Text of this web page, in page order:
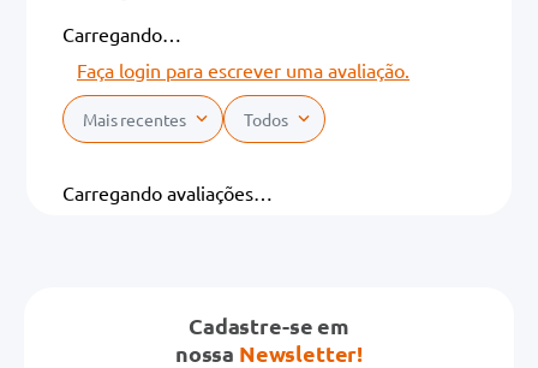
Carregando…
Faça login para escrever uma avaliação.
Mais recentes Todos
Carregando avaliações…
Cadastre-se em
nossa Newsletter!